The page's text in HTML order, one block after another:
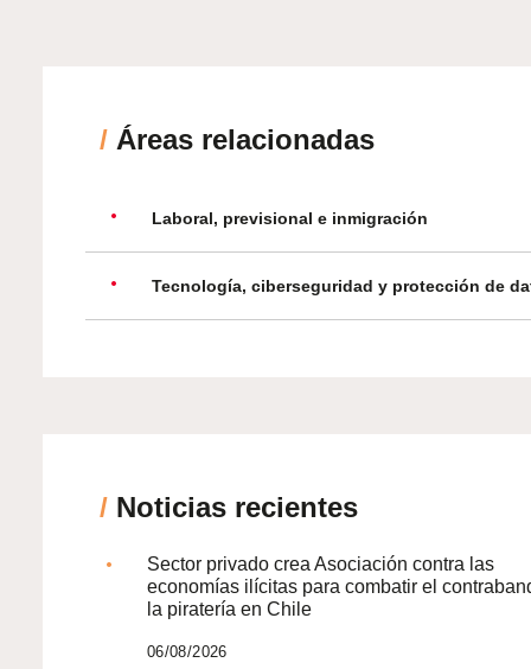
/ Áreas relacionadas
Laboral, previsional e inmigración
Tecnología, ciberseguridad y protección de
/ Noticias recientes
Sector privado crea Asociación contra las
economías ilícitas para combatir el
la piratería en Chile
06/08/2026